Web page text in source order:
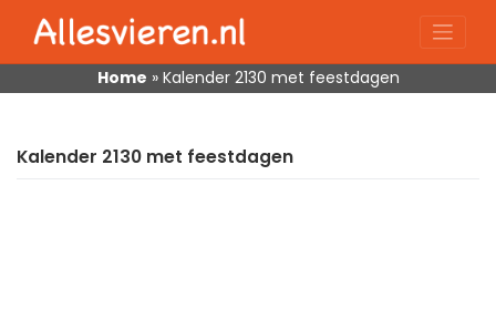
content
Home » Kalender 2130 met feestdagen
Kalender 2130 met feestdagen